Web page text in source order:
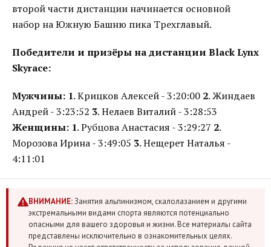
второй части дистанции начинается основной
набор на Южную Башню пика Трехглавый.
Победители и призёры на дистанции Black Lynx
Skyrace:
Мужчины: 1. Крицков Алексей - 3:20:00 2. Жиндаев
Андрей - 3:23:52 3. Нелаев Виталий - 3:28:53
Женщины: 1. Рубцова Анастасия - 3:29:27 2.
Морозова Ирина - 3:49:05 3. Нещерет Наталья -
4:11:01
ВНИМАНИЕ:Занятия альпинизмом, скалолазанием и другими
экстремальными видами спорта являются потенциально
опасными для вашего здоровья и жизни. Все материалы сайта
представлены исключительно в ознакомительных целях.